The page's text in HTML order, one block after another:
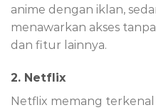
anime dengan iklan,
menawarkan akses
dan fitur lainnya.
2. Netflix
Netflix memang